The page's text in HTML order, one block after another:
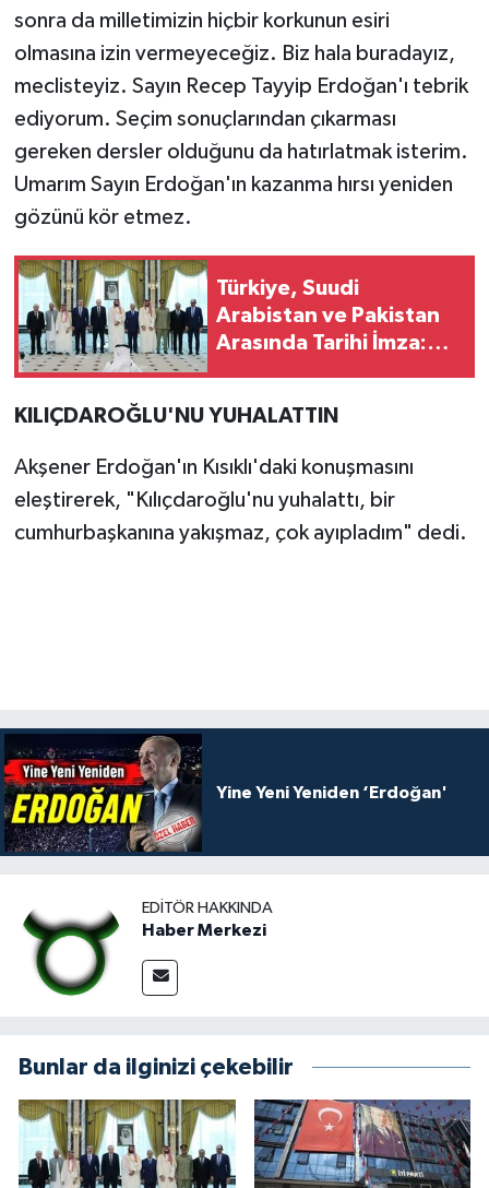
sonra da milletimizin hiçbir korkunun esiri
olmasına izin vermeyeceğiz. Biz hala buradayız,
meclisteyiz. Sayın Recep Tayyip Erdoğan'ı tebrik
ediyorum. Seçim sonuçlarından çıkarması
gereken dersler olduğunu da hatırlatmak isterim.
Umarım Sayın Erdoğan'ın kazanma hırsı yeniden
gözünü kör etmez.
Türkiye, Suudi
Arabistan ve Pakistan
Arasında Tarihi İmza:
KILIÇDAROĞLU'NU YUHALATTIN
Akşener Erdoğan'ın Kısıklı'daki konuşmasını
eleştirerek, "Kılıçdaroğlu'nu yuhalattı, bir
cumhurbaşkanına yakışmaz, çok ayıpladım" dedi.
Yine Yeni Yeniden ‘Erdoğan'
EDITÖR HAKKINDA
Haber Merkezi
Bunlar da ilginizi çekebilir